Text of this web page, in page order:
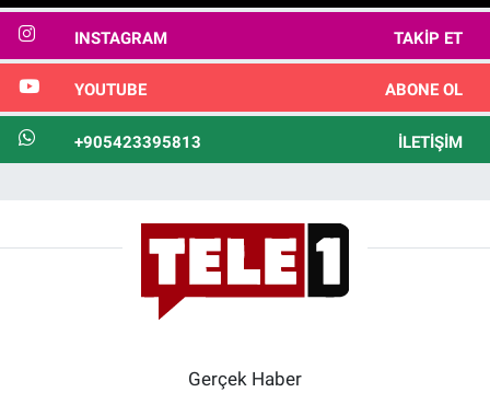
INSTAGRAM TAKIP ET
YOUTUBE ABONE OL
+905423395813 İLETIŞIM
Gerçek Haber